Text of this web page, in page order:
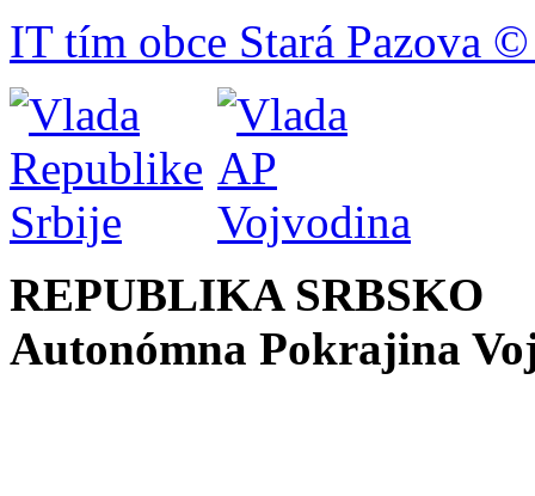
IT tím obce Stará Pazova
REPUBLIKA SRBSKO
Autonómna Pokrajina